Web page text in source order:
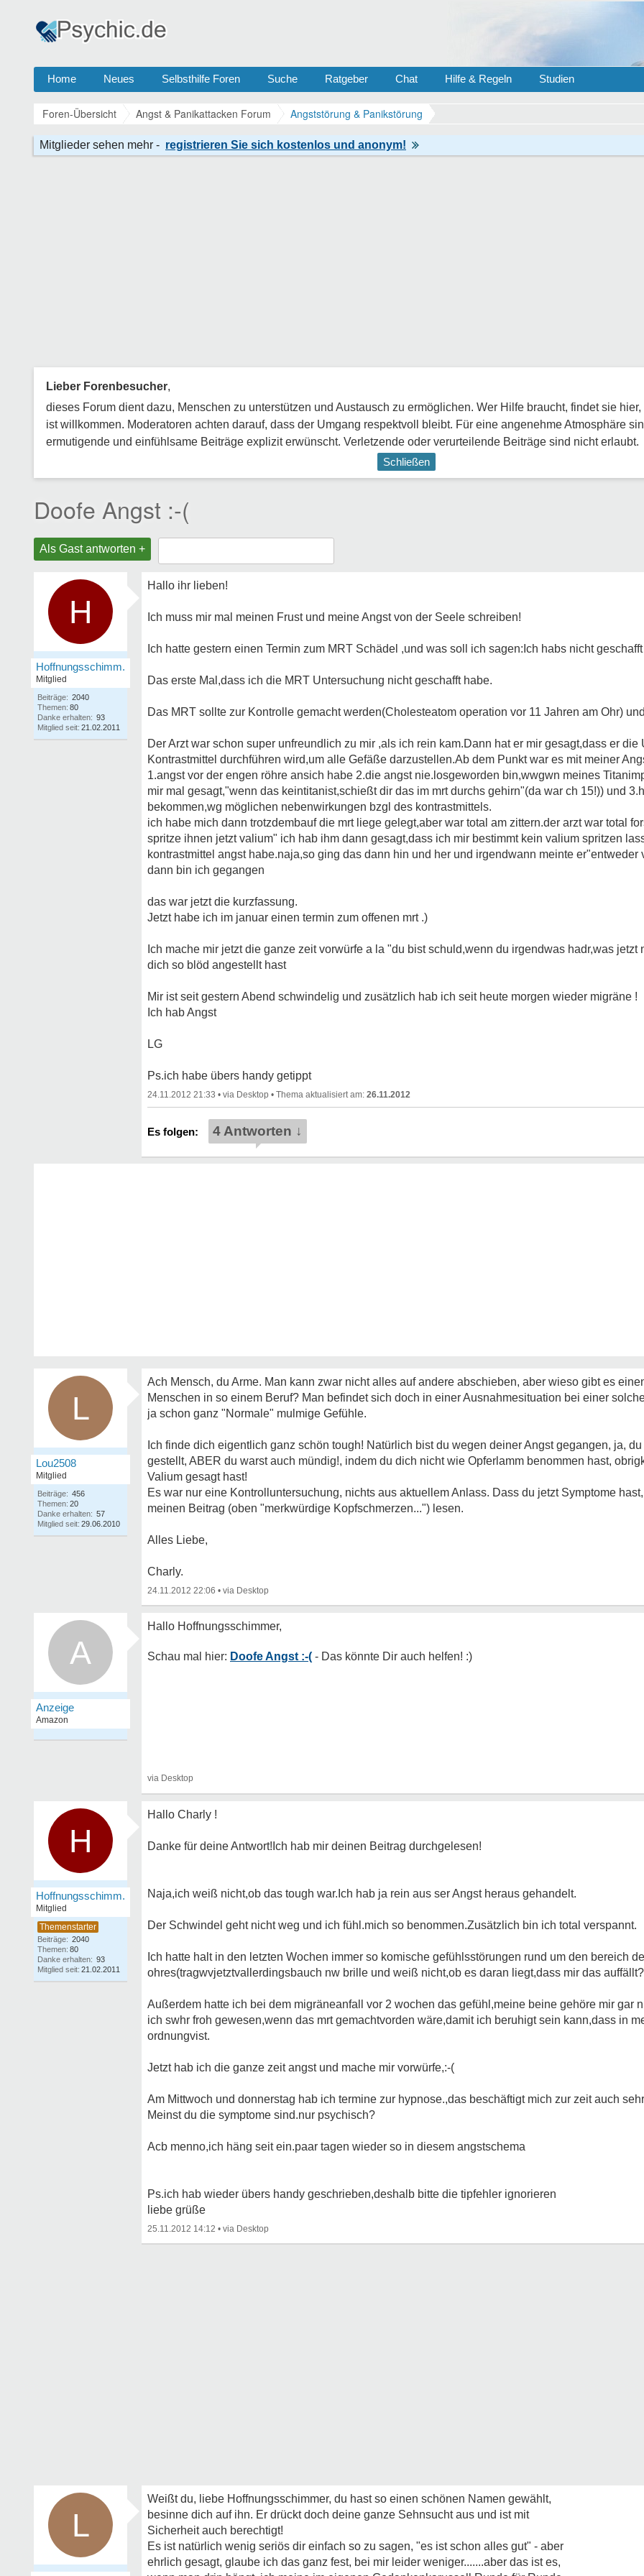
Home Neues Selbsthilfe Foren Suche Ratgeber Chat Hilfe & Regeln Studien
Foren-Übersicht Angst & Panikattacken Forum Angststörung & Panikstörung
Lieber Forenbesucher,
dieses Forum dient dazu, Menschen zu unterstützen und Austausch zu ermöglichen. Wer Hilfe braucht, findet sie
ist willkommen. Moderatoren achten darauf, dass der Umgang respektvoll bleibt. Für eine angenehme Atmosphäre
ermutigende und einfühlsame Beiträge explizit erwünscht. Verletzende oder verurteilende Beiträge sind nicht erlaubt.
Schließen
Doofe Angst :-(
Als Gast antworten +
H
Hoffnungsschimm.
Mitglied
Beiträge: 2040
Themen: 80
Danke erhalten: 93
Mitglied seit: 21.02.2011
Hallo ihr lieben!
Ich muss mir mal meinen Frust und meine Angst von der Seele schreiben!
Ich hatte gestern einen Termin zum MRT Schädel ,und was soll ich sagen:Ich habs nicht geschafft
Das erste Mal,dass ich die MRT Untersuchung nicht geschafft habe.
Das MRT sollte zur Kontrolle gemacht werden(Cholesteatom operation vor 11 Jahren am Ohr)
Der Arzt war schon super unfreundlich zu mir ,als ich rein kam.Dann hat er mir gesagt,dass er die
Kontrastmittel durchführen wird,um alle Gefäße darzustellen.Ab dem Punkt war es mit meiner
1.angst vor der engen röhre ansich habe 2.die angst nie.losgeworden bin,wwgwn meines
mir mal gesagt,"wenn das keintitanist,schießt dir das im mrt durchs gehirn"(da war ch 15!)) und
bekommen,wg möglichen nebenwirkungen bzgl des kontrastmittels.
ich habe mich dann trotzdembauf die mrt liege gelegt,aber war total am zittern.der arzt war total
spritze ihnen jetzt valium" ich hab ihm dann gesagt,dass ich mir bestimmt kein valium spritzen
kontrastmittel angst habe.naja,so ging das dann hin und her und irgendwann meinte
dann bin ich gegangen
das war jetzt die kurzfassung.
Jetzt habe ich im januar einen termin zum offenen mrt .)
Ich mache mir jetzt die ganze zeit vorwürfe a la "du bist schuld,wenn du irgendwas hadr,was
dich so blöd angestellt hast
Mir ist seit gestern Abend schwindelig und zusätzlich hab ich seit heute morgen wieder migräne !
Ich hab Angst
LG
Ps.ich habe übers handy getippt
24.11.2012 21:33 • • 26.11.2012
4 Antworten ↓
L
Lou2508
Mitglied
Beiträge: 456
Themen: 20
Danke erhalten: 57
Mitglied seit: 29.06.2010
Ach Mensch, du Arme. Man kann zwar nicht alles auf andere abschieben, aber wieso gibt es
Menschen in so einem Beruf? Man befindet sich doch in einer Ausnahmesituation bei einer
ja schon ganz "Normale" mulmige Gefühle.
Ich finde dich eigentlich ganz schön tough! Natürlich bist du wegen deiner Angst gegangen, ja,
gestellt, ABER du warst auch mündig!, indem du dich nicht wie Opferlamm benommen hast,
Valium gesagt hast!
Es war nur eine Kontrolluntersuchung, nichts aus aktuellem Anlass. Dass du jetzt Symptome
meinen Beitrag (oben "merkwürdige Kopfschmerzen...") lesen.
Alles Liebe,
Charly.
24.11.2012 22:06 •
A Doofe Angst :-(
H
Hoffnungsschimm.
Mitglied
Beiträge: 2040
Themen: 80
Danke erhalten: 93
Mitglied seit: 21.02.2011
Hallo Charly !
Danke für deine Antwort!Ich hab mir deinen Beitrag durchgelesen!
Naja,ich weiß nicht,ob das tough war.Ich hab ja rein aus ser Angst heraus gehandelt.
Der Schwindel geht nicht weg und ich fühl.mich so benommen.Zusätzlich bin ich total verspannt.
Ich hatte halt in den letzten Wochen immer so komische gefühlsstörungen rund um den bereich
ohres(tragwvjetztvallerdingsbauch nw brille und weiß nicht,ob es daran liegt,dass mir das
Außerdem hatte ich bei dem migräneanfall vor 2 wochen das gefühl,meine beine gehöre mir gar
ich swhr froh gewesen,wenn das mrt gemachtvorden wäre,damit ich beruhigt sein kann,dass in
ordnungvist.
Jetzt hab ich die ganze zeit angst und mache mir vorwürfe,:-(
Am Mittwoch und donnerstag hab ich termine zur hypnose.,das beschäftigt mich zur zeit auch
Meinst du die symptome sind.nur psychisch?
Acb menno,ich häng seit ein.paar tagen wieder so in diesem angstschema
Ps.ich hab wieder übers handy geschrieben,deshalb bitte die tipfehler ignorieren
liebe grüße
25.11.2012 14:12 •
L
Weißt du, liebe Hoffnungsschimmer, du hast so einen schönen Namen gewählt,
besinne dich auf ihn. Er drückt doch deine ganze Sehnsucht aus und ist mit
Sicherheit auch berechtigt!
Es ist natürlich wenig seriös dir einfach so zu sagen, "es ist schon alles gut" - aber
ehrlich gesagt, glaube ich das ganz fest, bei mir leider weniger.......aber das ist es,